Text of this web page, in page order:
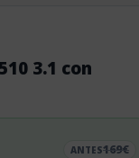
3.1 con
ANTES169€